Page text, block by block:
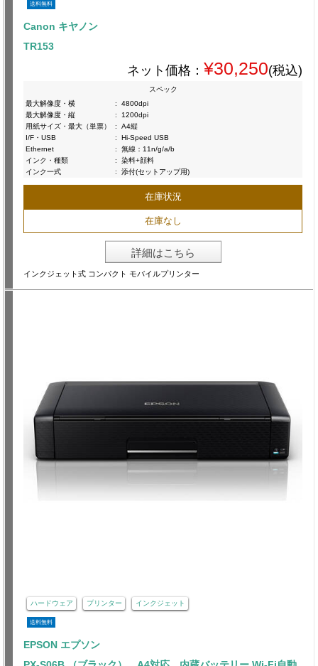
送料無料
Canon キヤノン
TR153
ネット価格： ¥30,250(税込)
スペック
最大解像度・横
:
4800dpi
最大解像度・縦
:
1200dpi
用紙サイズ・最大（単票）
:
A4縦
I/F・USB
:
Hi-Speed USB
Ethernet
:
無線：11n/g/a/b
インク・種類
:
染料+顔料
インク一式
: 添付(セットアップ用)
在庫状況
在庫なし
詳細はこちら
インクジェット式 コンパクト モバイルプリンター
ハードウェア プリンター インクジェット
送料無料
EPSON エプソン